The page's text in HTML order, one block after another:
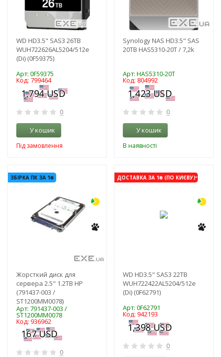
WD HD3.5" SAS3 26TB
WUH722626AL5204/512e
(Di) (0F59375)
Арт: 0F59375
Код: 799464
0
У кошик
Під замовлення
Synology NAS HD3.5" SAS
20TB HAS5310-20T / 7,2k
Арт: HAS5310-20T
Код: 804992
0
У кошик
В наявності
ЗБІРКА ПК ЗА 1₴
Жорсткий диск для
сервера 2.5" 1.2TB HP
(791437-003 /
ST1200MM0078)
Арт: 791437-003 /
ST1200MM0078
Код: 936962
0
ДОСТАВКА ЗА 1₴ (ПО КИЄВУ)-3%
WD HD3.5" SAS3 22TB
WUH722422AL5204/512e
(Di) (0F62791)
Арт: 0F62791
Код: 942193
0